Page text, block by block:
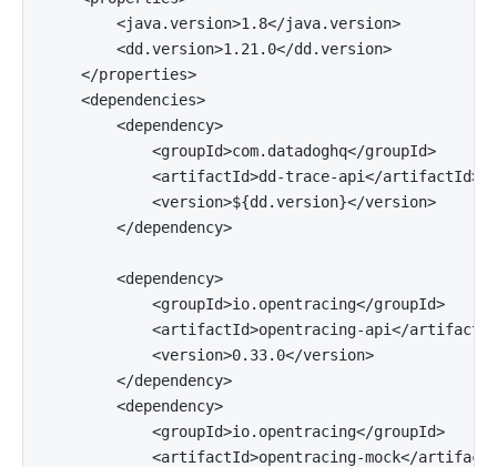
        <java.version>1.8</java.version>
        <dd.version>1.21.0</dd.version>
    </properties>
    <dependencies>
        <dependency>
            <groupId>com.datadoghq</groupId>
            <artifactId>dd-trace-api</artifactId>
            <version>${dd.version}</version>
        </dependency>
        <dependency>
            <groupId>io.opentracing</groupId>
<artifactId>opentracing-api</
            <version>0.33.0</version>
        </dependency>
        <dependency>
            <groupId>io.opentracing</groupId>
<artifactId>opentracing-mock</